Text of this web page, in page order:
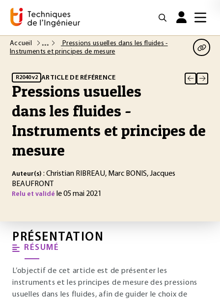
Accueil
Pressions usuelles dans les fluides -
Instruments et principes de mesure
R2040 v2 ARTICLE DE RÉFÉRENCE
Pressions usuelles
dans les fluides -
Instruments et principes de
mesure
Auteur(s) : Christian RIBREAU, Marc BONIS, Jacques
BEAUFRONT
Relu et validé le 05 mai 2021
PRÉSENTATION
RÉSUMÉ
L’objectif de cet article est de présenter les
instruments et les principes de mesure des pressions
usuelles dans les fluides, afin de guider le choix de